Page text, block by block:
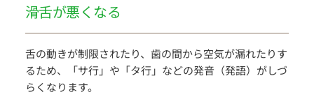
滑舌が悪くなる
舌の動きが制限されたり、歯の間から空気が漏れたりす
るため、「サ行」や「タ行」などの発音（発語）がしづ
らくなります。